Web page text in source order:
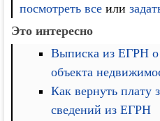
посмотреть все или
Это интересно
Выписка из ЕГРН о
объекта
Как вернуть плату
сведений из ЕГРН